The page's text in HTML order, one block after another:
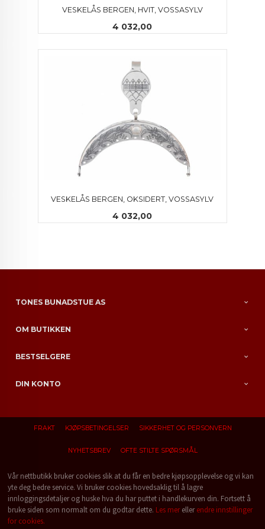
VESKELÅS BERGEN, HVIT, VOSSASYLV
Pris
4 032,00
VESKELÅS BERGEN, OKSIDERT, VOSSASYLV
Pris
4 032,00
TONES BUNADSTUE AS
OM BUTIKKEN
BESTSELGERE
DIN KONTO
FRAKT KJØPSBETINGELSER SIKKERHET OG PERSONVERN
NYHETSBREV OFTE STILTE SPØRSMÅL
Vår nettbutikk bruker cookies slik at du får en bedre kjøpsopplevelse og vi kan
yte deg bedre service. Vi bruker cookies hovedsaklig til å lagre
innloggingsdetaljer og huske hva du har puttet i handlekurven din. Fortsett å
bruke siden som normalt om du godtar dette. Les merellerendre innstillinger
for cookies.